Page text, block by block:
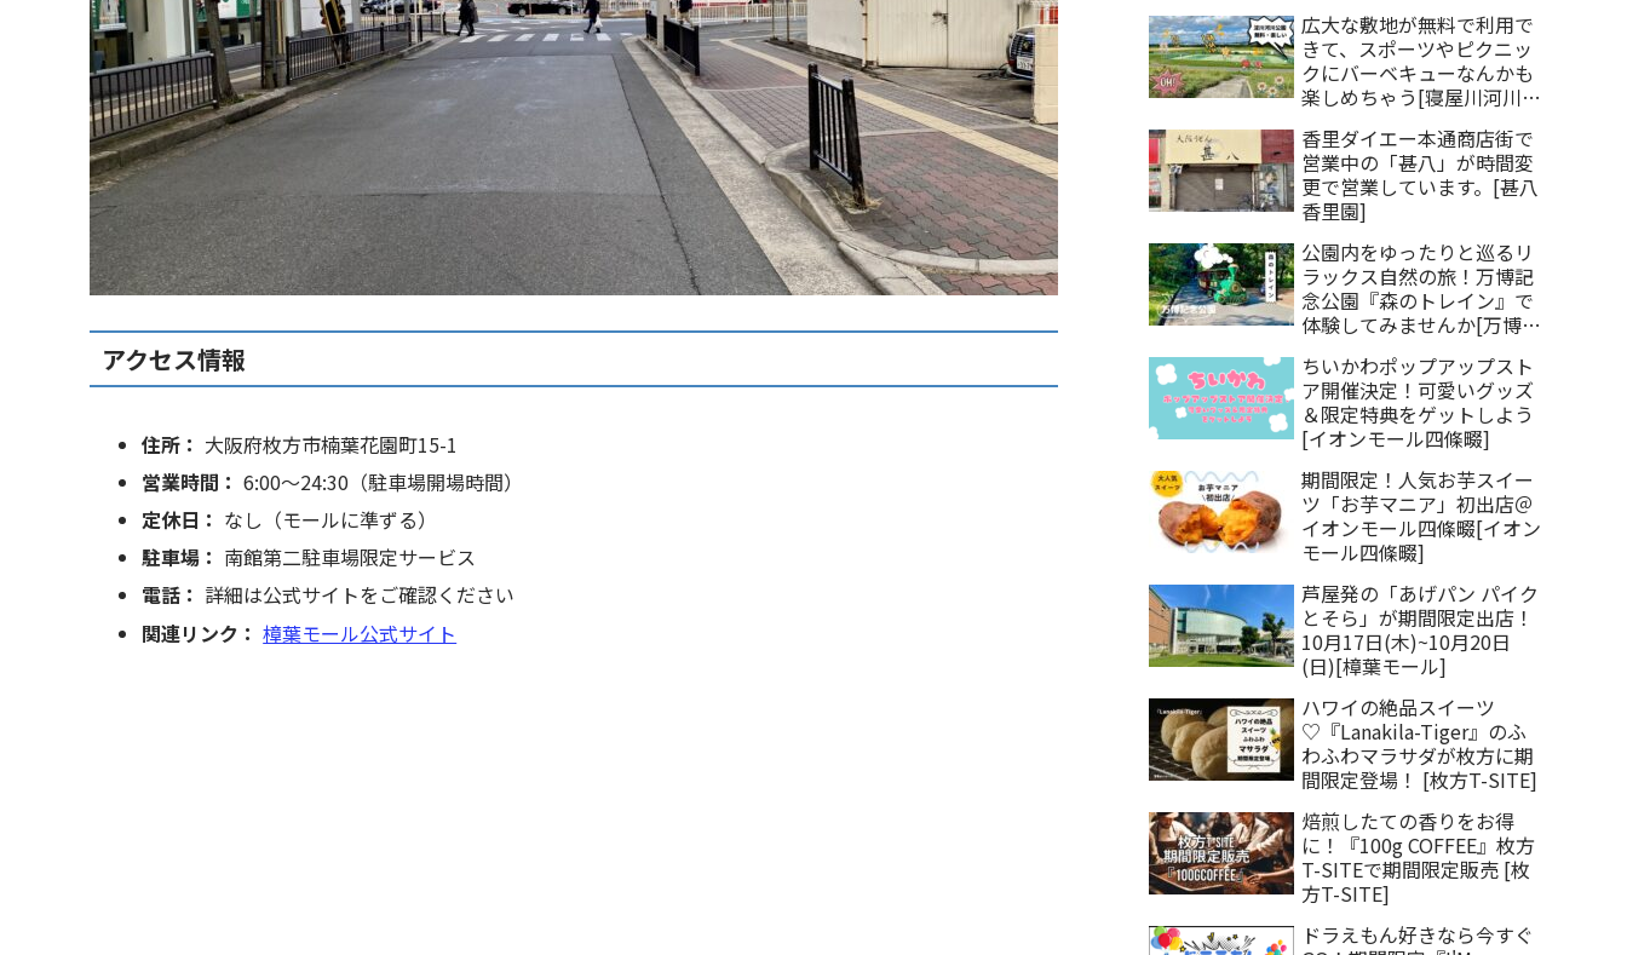
アクセス情報
住所： 大阪府枚方市楠葉花園町15-1
営業時間： 6:00～24:30（駐車場開場時間）
定休日： なし（モールに準ずる）
駐車場： 南館第二駐車場限定サービス
電話： 詳細は公式サイトをご確認ください
関連リンク： 樟葉モール公式サイト
広大な敷地が無料で利用で
きて、スポーツやピクニッ
クにバーベキューなんかも
楽しめちゃう[寝屋川河川公
香里ダイエー本通商店街で
営業中の「甚八」が時間変
更で営業しています。[甚八
香里園]
公園内をゆったりと巡るリ
ラックス自然の旅！万博記
念公園『森のトレイン』で
体験してみませんか[万博記
ちいかわポップアップスト
ア開催決定！可愛いグッズ
＆限定特典をゲットしよう
[イオンモール四條畷]
期間限定！人気お芋スイー
ツ「お芋マニア」初出店＠
イオンモール四條畷[イオン
モール四條畷]
芦屋発の「あげパン パイク
とそら」が期間限定出店！
10月17日(木)~10月20日
(日)[樟葉モール]
ハワイの絶品スイーツ
♡『Lanakila-Tiger』のふ
わふわマラサダが枚方に期
間限定登場！ [枚方T-SITE]
焙煎したての香りをお得
に！『100g COFFEE』枚方
T-SITEで期間限定販売 [枚
方T-SITE]
ドラえもん好きなら今すぐ